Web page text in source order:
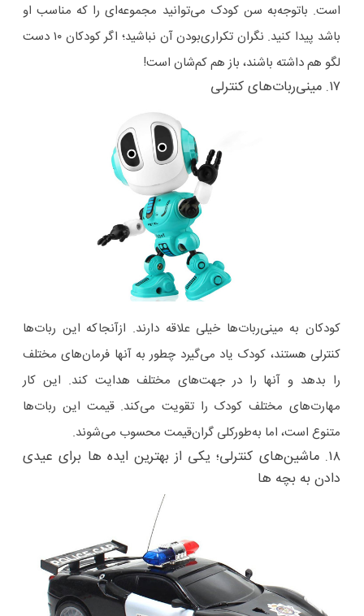
است. باتوجه‌به سن کودک می‌توانید مجموعه‌ای را که مناسب او
باشد پیدا کنید. نگران تکراری‌بودن آن نباشید؛ اگر کودکان ۱۰ دست
لگو هم داشته باشند، باز هم کم‌شان است!
۱۷. مینی‌ربات‌های کنترلی
کودکان به مینی‌ربات‌ها خیلی علاقه دارند. ازآنجاکه این ربات‌ها
کنترلی هستند، کودک یاد می‌گیرد چطور به آنها فرمان‌های مختلف
را بدهد و آنها را در جهت‌های مختلف هدایت کند. این‌ کار
مهارت‌های مختلف کودک را تقویت می‌کند. قیمت این ربات‌ها
متنوع است، اما به‌طورکلی گران‌قیمت محسوب می‌شوند.
۱۸. ماشین‌های کنترلی؛ یکی از بهترین ایده ها برای عیدی
دادن به بچه ها